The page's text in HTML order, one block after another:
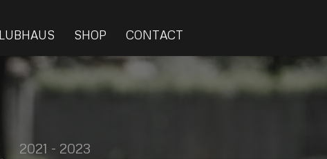
SHOP CONTACT
2021 - 2023